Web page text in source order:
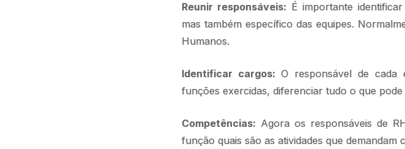
Reunir responsáveis: É importante
mas também específico das equipes.
Humanos.
Identificar cargos: O responsável de cada
funções exercidas, diferenciar tudo o que
Competências: Agora os responsáveis de
função quais são as atividades que demandam